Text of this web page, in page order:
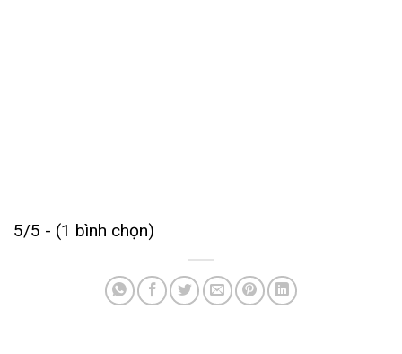
5/5 - (1 bình chọn)